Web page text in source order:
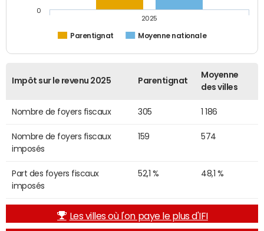
Parentignat Moyenne nationale
2025
0
Impôt sur le revenu 2025 Parentignat
Moyenne
des villes
Nombre de foyers fiscaux 305 1 186
Nombre de foyers fiscaux
imposés
159 574
Part des foyers fiscaux
imposés
52,1 % 48,1 %
Les villes où l'on paye le plus d'IFI